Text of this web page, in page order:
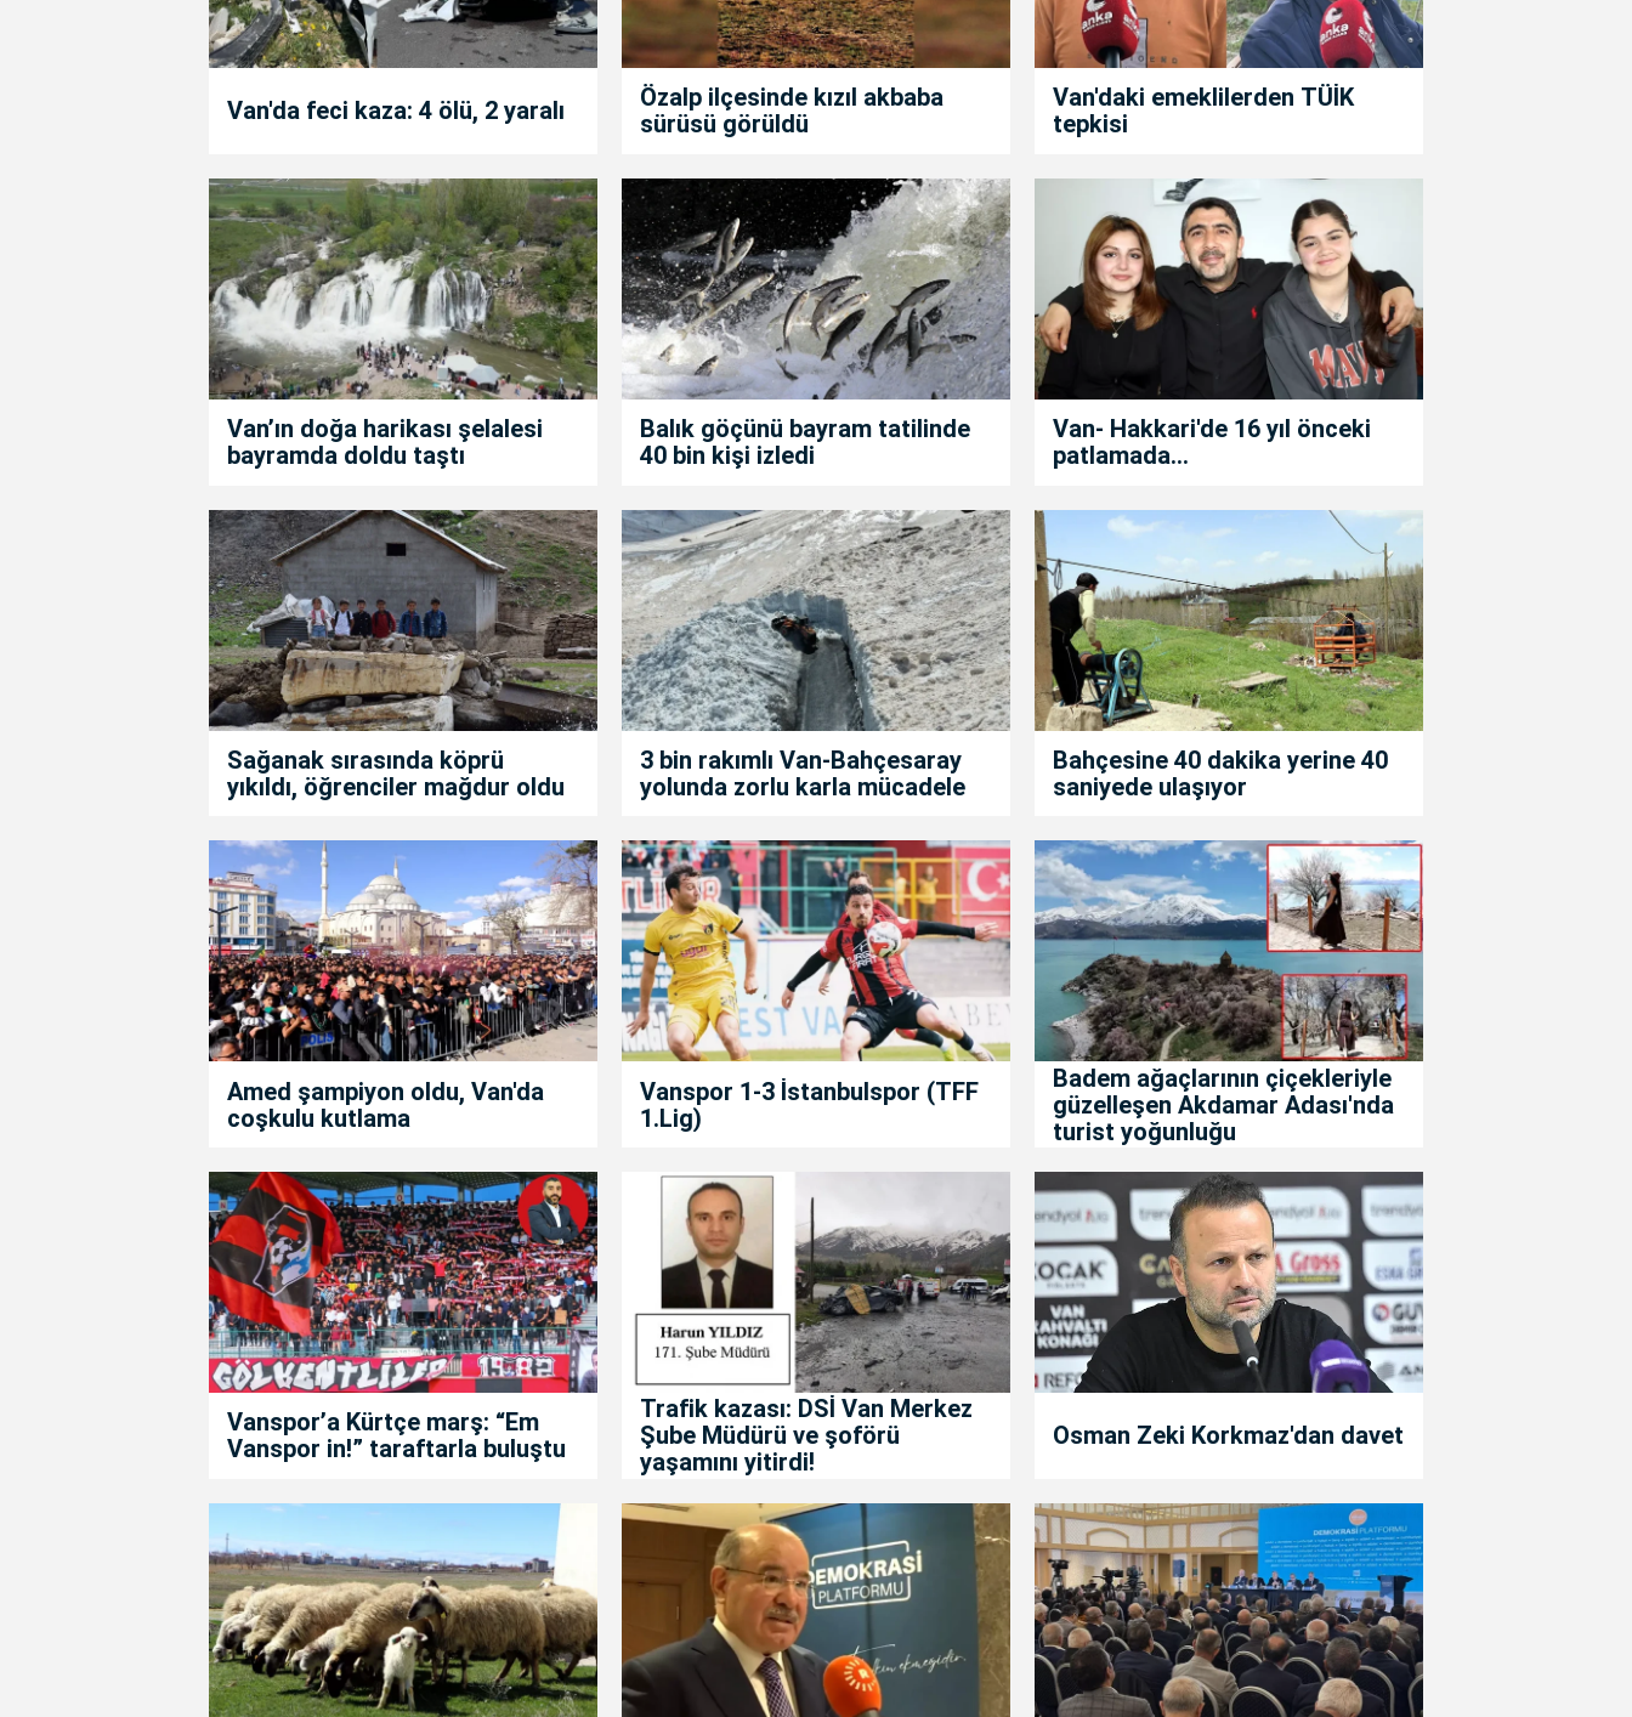
Van'da feci kaza: 4 ölü, 2 yaralı
Özalp ilçesinde kızıl akbaba
sürüsü görüldü
Van'daki emeklilerden TÜİK
tepkisi
Van’ın doğa harikası şelalesi
bayramda doldu taştı
Balık göçünü bayram tatilinde
40 bin kişi izledi
Van- Hakkari'de 16 yıl önceki
patlamada...
Sağanak sırasında köprü
yıkıldı, öğrenciler mağdur oldu
3 bin rakımlı Van-Bahçesaray
yolunda zorlu karla mücadele
Bahçesine 40 dakika yerine 40
saniyede ulaşıyor
Amed şampiyon oldu, Van'da
coşkulu kutlama
Vanspor 1-3 İstanbulspor (TFF
1.Lig)
Badem ağaçlarının çiçekleriyle
güzelleşen Akdamar Adası'nda
turist yoğunluğu
Vanspor’a Kürtçe marş: “Em
Vanspor in!” taraftarla buluştu
Trafik kazası: DSİ Van Merkez
Şube Müdürü ve şoförü
yaşamını yitirdi!
Osman Zeki Korkmaz'dan davet